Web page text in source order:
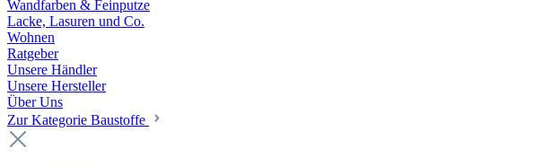
Wandfarben & Feinputze
Lacke, Lasuren und Co.
Wohnen
Ratgeber
Unsere Händler
Unsere Hersteller
Über Uns
Zur Kategorie Baustoffe